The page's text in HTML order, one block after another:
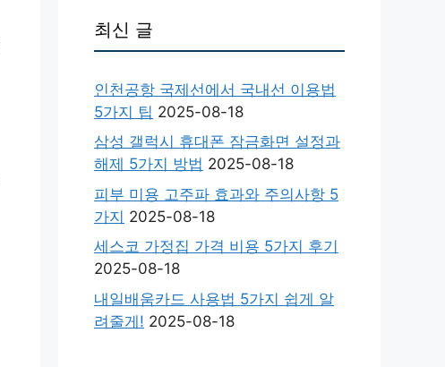
최신 글
인천공항 국제선에서 국내선 이용법
5가지 팁 2025-08-18
삼성 갤럭시 휴대폰 잠금화면 설정과
해제 5가지 방법 2025-08-18
피부 미용 고주파 효과와 주의사항 5
가지 2025-08-18
세스코 가정집 가격 비용 5가지 후기
2025-08-18
내일배움카드 사용법 5가지 쉽게 알
려줄게! 2025-08-18